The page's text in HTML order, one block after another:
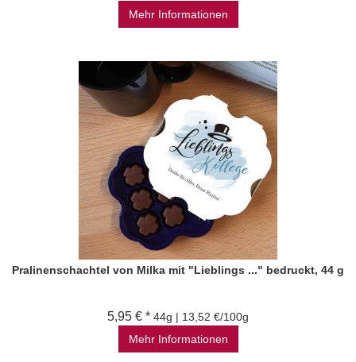
Mehr Informationen
Pralinenschachtel von Milka mit "Lieblings ..." bedruckt, 44 g
5,95 € * 44g | 13,52 €/100g
Mehr Informationen